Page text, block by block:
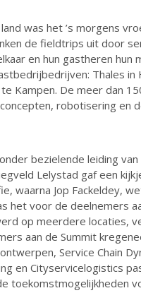
was het ’s morgens
de fieldtrips uit door
en hun gastheren hun
Thales in
Kampen. De meer dan
robotisering en
bezielende leiding
Lelystad gaf een
waarna Jop Fackeldey,
het voor de deelnemers
op meerdere locaties,
aan de Summit
Service Chain
en Cityservicelogistics
toekomstmogelijkheden